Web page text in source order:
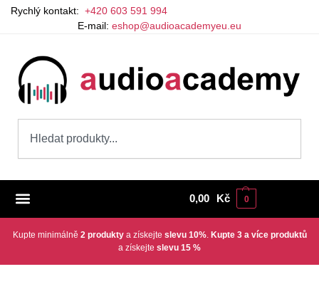
Rychlý kontakt: +420 603 591 994
E-mail: eshop@audioacademyeu.eu
0,00 Kč 0
Kupte minimálně 2 produktya získejte slevu 10%. Kupte 3 a více produktů
a získejte slevu 15 %